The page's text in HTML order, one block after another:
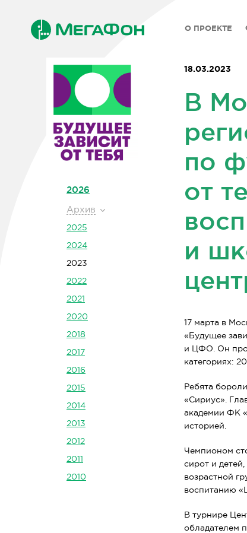
О ПРОЕКТЕ
2026
Архив
2025
2024
2023
2022
2021
2020
2018
2017
2016
2015
2014
2013
2012
2011
2010
18.03.2023
В
по
от
и
17 марта в
«Будущее
и ЦФО. Он
категориях:
Ребята
«Сириус».
академии ФК
историей.
Чемпионом
сирот и
возрастной
воспитанию
В турнире
обладателем